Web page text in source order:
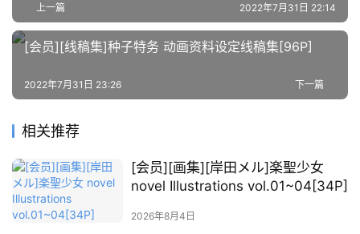
绘
图
于
本
站
上一篇 2022年7月31日 22:14
[会员][线稿集]种子特务 动画资料设定线稿集[96P]
下一篇
2022年7月31日 23:26
相关推荐
[会员][画集][岸田メル]楽聖少女
novel Illustrations vol.01~04[34P]
2026年8月4日